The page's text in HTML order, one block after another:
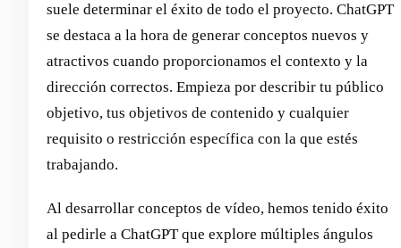
suele determinar el éxito de todo el proyecto. ChatGPT
se destaca a la hora de generar conceptos nuevos y
atractivos cuando proporcionamos el contexto y la
dirección correctos. Empieza por describir tu público
objetivo, tus objetivos de contenido y cualquier
requisito o restricción específica con la que estés
trabajando.
Al desarrollar conceptos de vídeo, hemos tenido éxito
al pedirle a ChatGPT que explore múltiples ángulos